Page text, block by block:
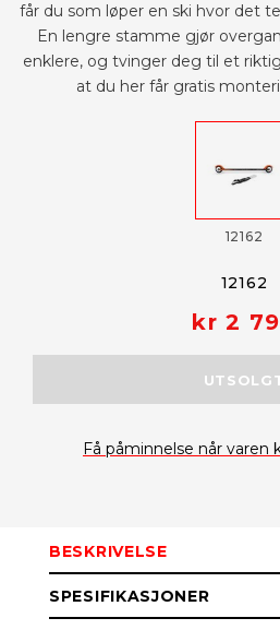
får du som løper en ski hvor det
En lengre stamme gjør
enklere, og tvinger deg til et
at du her får gratis
12162
12162
kr 2
Få påminnelse når varen
BESKRIVELSE
SPESIFIKASJONER